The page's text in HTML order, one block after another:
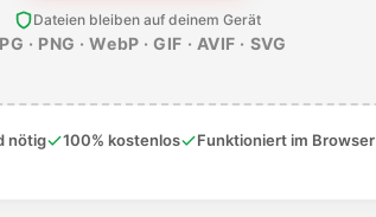
Dateien bleiben auf deinem Gerät
· PNG · WebP · GIF · AVIF · SVG
nötig 100% kostenlos Funktioniert im Browser